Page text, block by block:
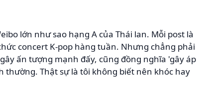
lớn như sao hạng A của Thái lan. Mỗi post là
concert K-pop hàng tuần. Nhưng chẳng phải
ấn tượng mạnh đấy, cũng đồng nghĩa 'gây áp
thường. Thật sự là tôi không biết nên khóc hay